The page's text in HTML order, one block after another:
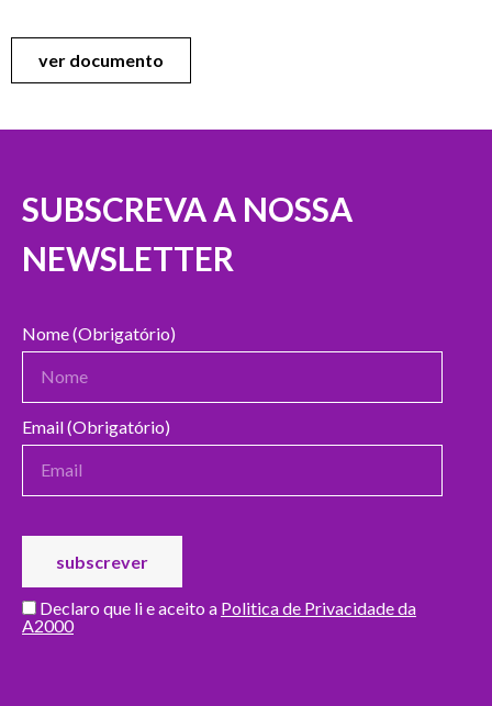
ver documento
SUBSCREVA A NOSSA
NEWSLETTER
Nome (Obrigatório)
Email (Obrigatório)
Declaro que li e aceito a Politica de Privacidade da
A2000